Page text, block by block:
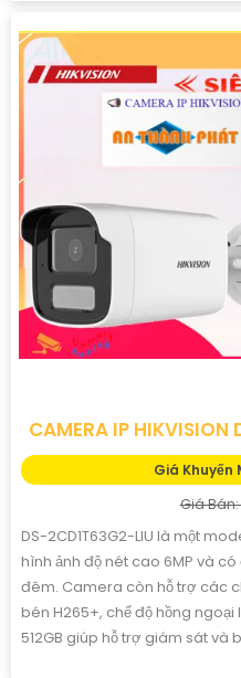
CAMERA IP
Giá Khuyến
Giá Bán:
DS-2CD1T63G2-LIU là một
hình ảnh độ nét cao 6MP và
đêm. Camera còn hỗ trợ các
bén H265+, chế độ hồng
512GB giúp hỗ trợ giám sát và